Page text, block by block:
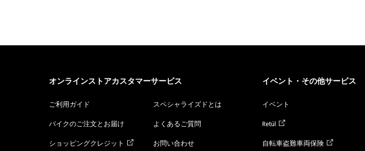
オンラインストアカスタマーサービス
ご利用ガイド
バイクのご注文とお届け
ショッピングクレジット
スペシャライズドとは
よくあるご質問
お問い合わせ
イベント・その他サービス
イベント
Retül
自転車盗難車両保険